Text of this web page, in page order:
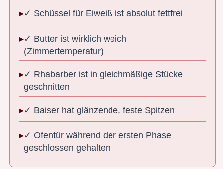
✓ Schüssel für Eiweiß ist absolut fettfrei
✓ Butter ist wirklich weich
(Zimmertemperatur)
✓ Rhabarber ist in gleichmäßige Stücke
geschnitten
✓ Baiser hat glänzende, feste Spitzen
✓ Ofentür während der ersten Phase
geschlossen gehalten